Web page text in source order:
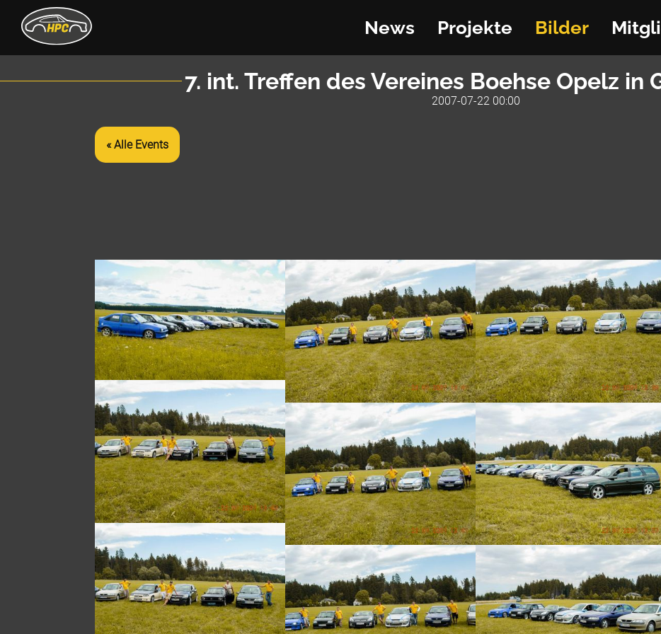
News Projekte Bilder
7. int. Treffen des Vereines Boehse Opelz in
2007-07-22 00:00
« Alle Events